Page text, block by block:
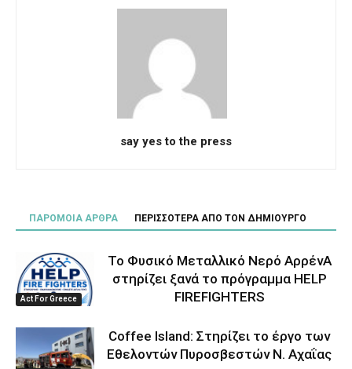
say yes to the press
ΠΑΡΟΜΟΙΑ ΑΡΘΡΑ ΠΕΡΙΣΣΟΤΕΡΑ ΑΠΟ ΤΟΝ ΔΗΜΙΟΥΡΓΟ
Act For Greece
Το Φυσικό Μεταλλικό Νερό ΑρρένΑ
στηρίζει ξανά το πρόγραμμα HELP
FIREFIGHTERS
Coffee Island: Στηρίζει το έργο των
Εθελοντών Πυροσβεστών Ν. Αχαΐας